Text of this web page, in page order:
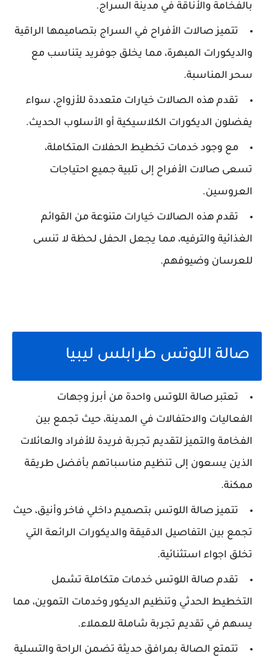
بالفخامة والأناقة في مدينة السراج.
تتميز صالات الأفراح في السراج بتصاميمها الراقية
والديكورات المبهرة، مما يخلق جوفريد يتناسب مع
سحر المناسبة.
تقدم هذه الصالات خيارات متعددة للأزواج، سواء
يفضلون الديكورات الكلاسيكية أو الأسلوب الحديث.
مع وجود خدمات تخطيط الحفلات المتكاملة،
تسعى صالات الأفراح إلى تلبية جميع احتياجات
العروسين.
تقدم هذه الصالات خيارات متنوعة من القوائم
الغذائية والترفيه، مما يجعل الحفل لحظة لا تنسى
للعرسان وضيوفهم.
صالة اللوتس طرابلس ليبيا
تعتبر صالة اللوتس واحدة من أبرز وجهات
الفعاليات والاحتفالات في المدينة، حيث تجمع بين
الفخامة والتميز لتقديم تجربة فريدة للأفراد والعائلات
الذين يسعون إلى تنظيم مناسباتهم بأفضل طريقة
ممكنة.
تتميز صالة اللوتس بتصميم داخلي فاخر وأنيق، حيث
تجمع بين التفاصيل الدقيقة والديكورات الرائعة التي
تخلق اجواء استثنائية.
تقدم صالة اللوتس خدمات متكاملة تشمل
التخطيط الحدثي وتنظيم الديكور وخدمات التموين، مما
يسهم في تقديم تجربة شاملة للعملاء.
تتمتع الصالة بمرافق حديثة تضمن الراحة والتسلية